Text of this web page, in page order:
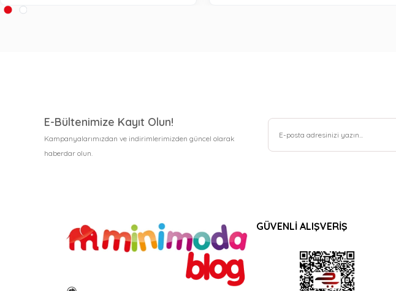
E-Bültenimize Kayıt Olun!
Kampanyalarımızdan ve indirimlerimizden güncel olarak
haberdar olun.
GÜVENLİ ALIŞVERİŞ